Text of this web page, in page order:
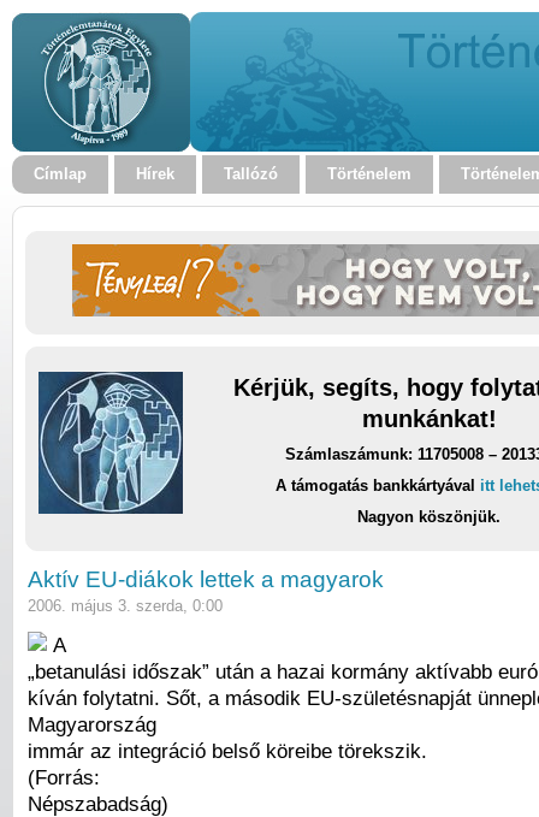
Címlap Hírek Tallózó Történelem
Kérjük, segíts, hogy
munkánkat!
Számlaszámunk: 11705008 –
A támogatás bankkártyával itt
Nagyon köszönjük.
Aktív EU-diákok lettek a magyarok
2006. május 3. szerda, 0:00
A
„betanulási időszak” után a hazai kormány aktívabb
kíván folytatni. Sőt, a második EU-születésnapját
Magyarország
immár az integráció belső köreibe törekszik.
(Forrás:
Népszabadság)